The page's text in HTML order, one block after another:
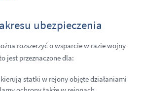
ubezpieczenia
rozszerzyć o wsparcie w razie wojny
jest przeznaczone dla:
statki w rejony objęte działaniami